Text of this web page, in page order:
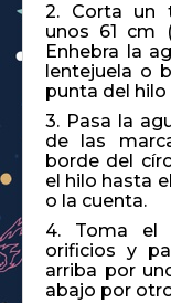
2. Corta un
unos 61 cm
Enhebra la
lentejuela o
punta del hilo
3. Pasa la
de las
borde del
el hilo hasta
o la cuenta.
4. Toma el
orificios y
arriba por
abajo por